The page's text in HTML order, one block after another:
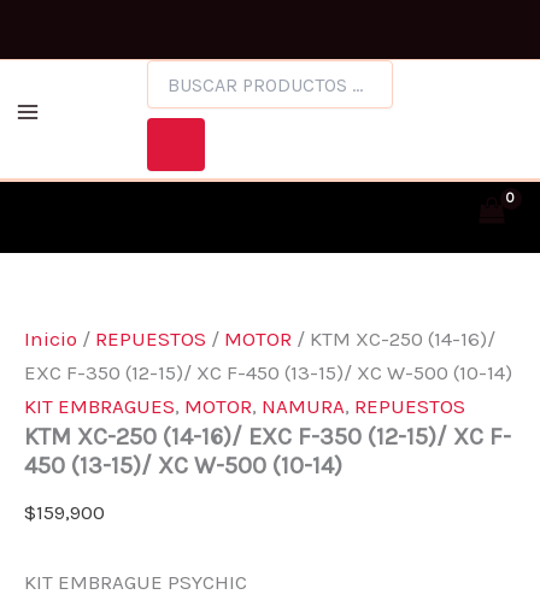
PRODUCTOS
Inicio / REPUESTOS / MOTOR / KTM XC-250 (14-16)/
EXC F-350 (12-15)/ XC F-450 (13-15)/ XC W-500 (10-14)
KIT EMBRAGUES, MOTOR, NAMURA, REPUESTOS
KTM XC-250 (14-16)/ EXC F-350 (12-15)/ XC F-
450 (13-15)/ XC W-500 (10-14)
$159,900
KIT EMBRAGUE PSYCHIC
250
16)/
350
XC
15)/
XC
(10-
14)